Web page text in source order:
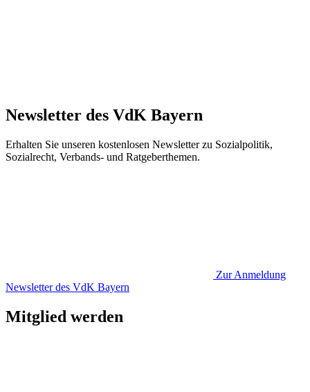
Newsletter des VdK Bayern
Erhalten Sie unseren kostenlosen Newsletter zu Sozialpolitik,
Sozialrecht, Verbands- und Ratgeberthemen.
Zur Anmeldung
Newsletter des VdK Bayern
Mitglied werden